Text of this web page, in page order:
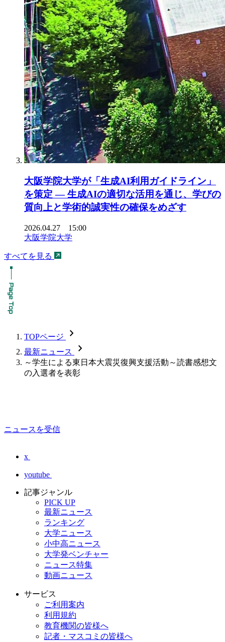
大阪学院大学が「生成AI利用ガイドライン」
を策定 ― 生成AIの適切な活用を通じ、学びの
質向上と学術的誠実性の確保をめざす
2026.04.27 15:00
大阪学院大学
すべてを見る
TOPページ chevron_forward
最新ニュース chevron_forward
～学生による東日本大震災復興支援活動～読書感想文
の入選者を表彰
ニュースを受信
x
youtube
記事ジャンル
PICK UP
最新ニュース
ランキング
大学ニュース
小中高ニュース
大学発ベンチャー
ニュース特集
動画ニュース
サービス
ご利用案内
利用規約
教育機関の皆様へ
記者・マスコミの皆様へ